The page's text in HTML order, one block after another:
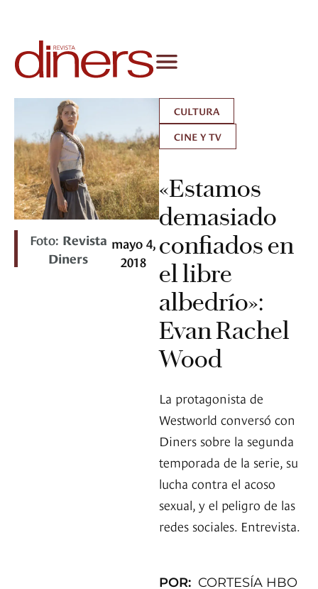
Foto: Revista
Diners
mayo 4,
2018
CULTURA
CINE Y TV
«Estamos
demasiado
confiados en
el libre
albedrío»:
Evan Rachel
Wood
La protagonista de
Westworld conversó con
Diners sobre la segunda
temporada de la serie, su
lucha contra el acoso
sexual, y el peligro de las
redes sociales. Entrevista.
POR: CORTESÍA HBO